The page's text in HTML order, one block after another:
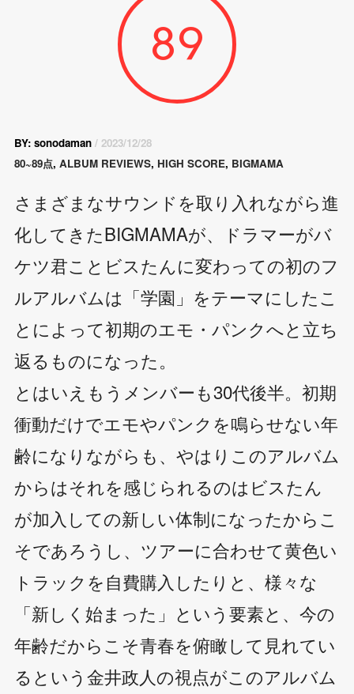
89
BY: sonodaman/ 2023/12/28
80~89点, ALBUM REVIEWS, HIGH SCORE, BIGMAMA
さまざまなサウンドを取り入れながら進
化してきたBIGMAMAが、ドラマーがバ
ケツ君ことビスたんに変わっての初のフ
ルアルバムは「学園」をテーマにしたこ
とによって初期のエモ・パンクへと立ち
返るものになった。
とはいえもうメンバーも30代後半。初期
衝動だけでエモやパンクを鳴らせない年
齢になりながらも、やはりこのアルバム
からはそれを感じられるのはビスたん
が加入しての新しい体制になったからこ
そであろうし、ツアーに合わせて黄色い
トラックを自費購入したりと、様々な
「新しく始まった」という要素と、今の
年齢だからこそ青春を俯瞰して見れてい
るという金井政人の視点がこのアルバム